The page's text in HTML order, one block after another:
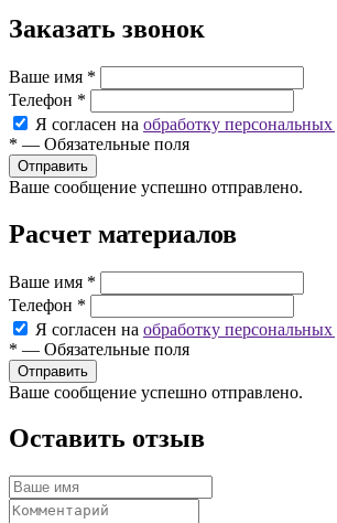
Заказать звонок
Ваше имя *
Телефон *
Я согласен на обработку
* — Обязательные поля
Ваше сообщение успешно отправлено.
Расчет материалов
Ваше имя *
Телефон *
Я согласен на обработку
* — Обязательные поля
Ваше сообщение успешно отправлено.
Оставить отзыв